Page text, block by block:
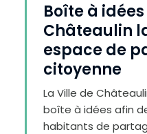
Boîte à
Châteaulin
espace de
citoyenne
La Ville de
boîte à idées afin
habitants de